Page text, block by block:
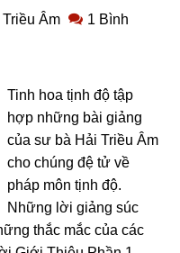
Âm
1 Bình
Tinh hoa tịnh độ tập
hợp những bài giảng
của sư bà Hải Triều Âm
cho chúng đệ tử về
pháp môn tịnh độ.
Những lời giảng súc
thắc mắc của các